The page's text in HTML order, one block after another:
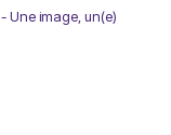
Une image, un(e)